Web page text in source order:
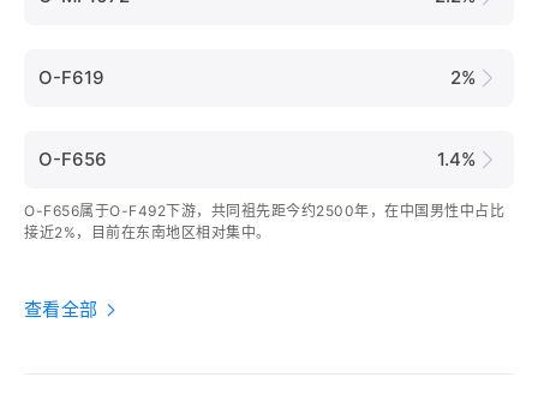
O-F619 2%
O-F656 1.4%
O-F656属于O-F492下游，共同祖先距今约2500年，在中国男性中占比
接近2%，目前在东南地区相对集中。
查看全部